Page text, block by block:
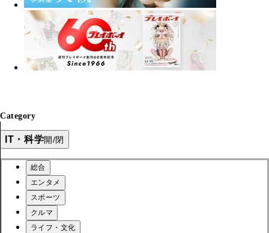
Category
IT・科学開/閉
総合
エンタメ
スポーツ
クルマ
ライフ・文化